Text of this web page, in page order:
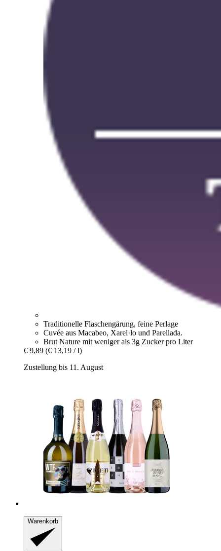
Traditionelle Flaschengärung, feine Perlage
Cuvée aus Macabeo, Xarel·lo und Parellada.
Brut Nature mit weniger als 3g Zucker pro Liter
€ 9,89 (€ 13,19 / l)
Zustellung bis 11. August
Warenkorb